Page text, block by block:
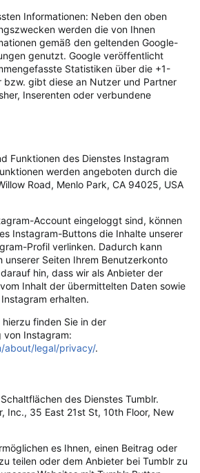
Informationen: Neben den oben
werden die von Ihnen
gemäß den geltenden Google-
genutzt. Google veröffentlicht
Statistiken über die +1-
gibt diese an Nutzer und Partner
Inserenten oder verbundene
Funktionen des Dienstes Instagram
werden angeboten durch die
Road, Menlo Park, CA 94025, USA
Account eingeloggt sind, können
Instagram-Buttons die Inhalte unserer
Profil verlinken. Dadurch kann
unserer Seiten Ihrem Benutzerkonto
hin, dass wir als Anbieter der
Inhalt der übermittelten Daten sowie
erhalten.
finden Sie in der
von Instagram:
about/legal/privacy/.
des Dienstes Tumblr.
Inc., 35 East 21st St, 10th Floor, New
es Ihnen, einen Beitrag oder
teilen oder dem Anbieter bei Tumblr zu